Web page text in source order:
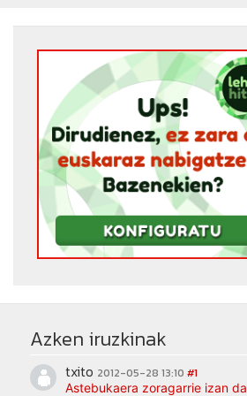
Azken iruzkinak
txito 2012-05-28 13:10 #1
Astebukaera zoragarrie izan da